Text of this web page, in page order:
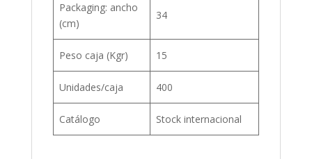
Packaging: ancho
(cm)
34
Peso caja (Kgr) 15
Unidades/caja 400
Catálogo Stock internacional